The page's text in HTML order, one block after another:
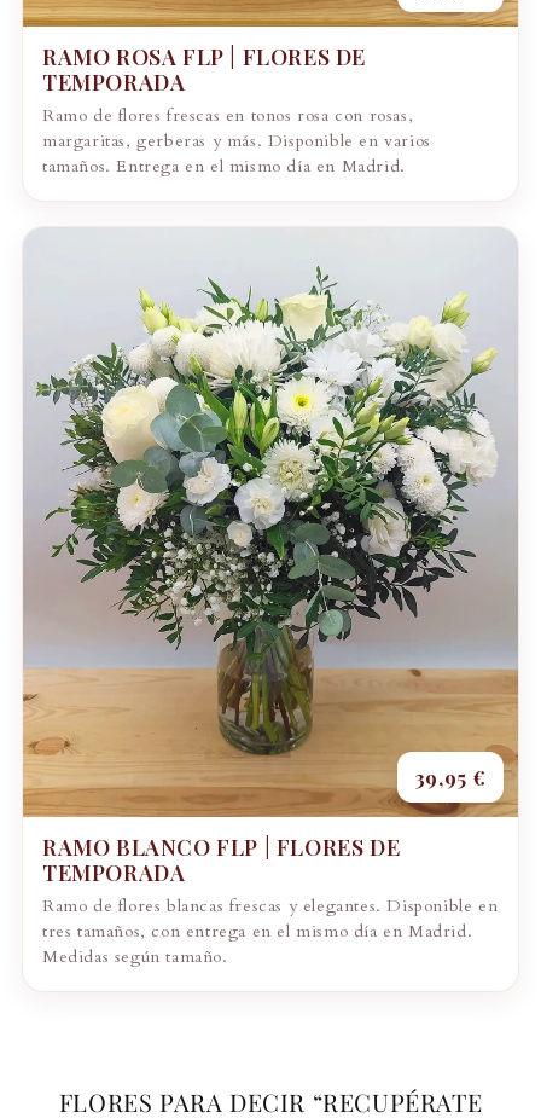
RAMO ROSA FLP | FLORES DE
TEMPORADA
Ramo de flores frescas en tonos rosa con rosas,
margaritas, gerberas y más. Disponible en varios
tamaños. Entrega en el mismo día en Madrid.
39,95 €
RAMO BLANCO FLP | FLORES DE
TEMPORADA
Ramo de flores blancas frescas y elegantes. Disponible en
tres tamaños, con entrega en el mismo día en Madrid.
Medidas según tamaño.
FLORES PARA DECIR “RECUPÉRATE